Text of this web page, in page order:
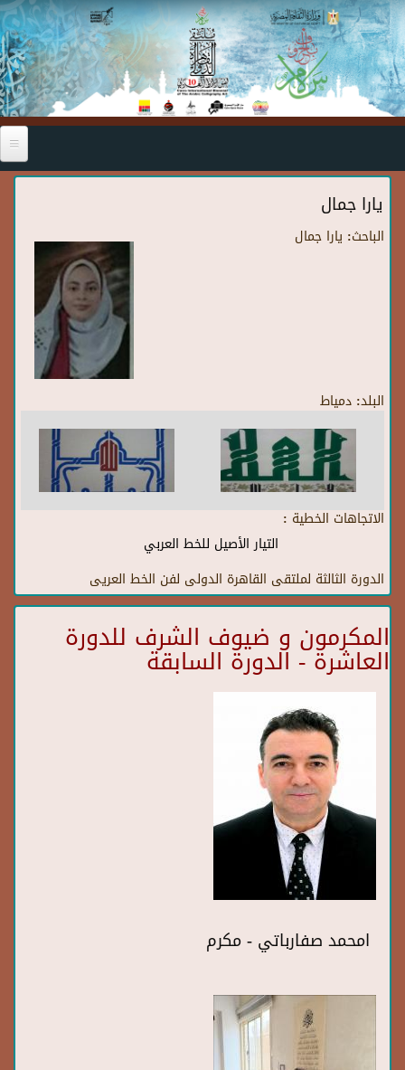
Skip to main content
يارا جمال
الباحث: يارا جمال
البلد: دمياط
الاتجاهات الخطية :
التيار الأصيل للخط العربي
الدورة الثالثة لملتقى القاهرة الدولى لفن الخط العريى
المكرمون و ضيوف الشرف للدورة
العاشرة - الدورة السابقة
امحمد صفارباتي - مكرم